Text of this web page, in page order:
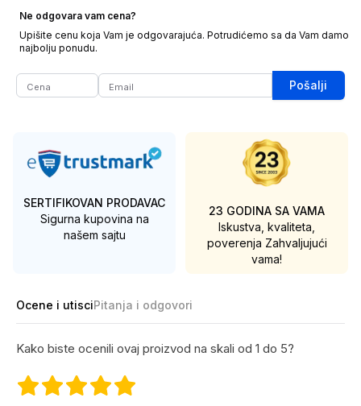
Ne odgovara vam cena?
Upišite cenu koja Vam je odgovarajuća. Potrudićemo sa da Vam damo
najbolju ponudu.
Pošalji
SERTIFIKOVAN PRODAVAC
Sigurna kupovina na
našem sajtu
23 GODINA SA VAMA
Iskustva, kvaliteta,
poverenja Zahvaljujući
vama!
Ocene i utisciPitanja i odgovori
Kako biste ocenili ovaj proizvod na skali od 1 do 5?